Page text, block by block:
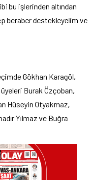
bu işlerinden altından
beraber destekleyelim ve
Gökhan Karagöl,
Burak Özçoban,
Hüseyin Otyakmaz,
Yılmaz ve Buğra